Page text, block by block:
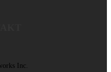
Inc.